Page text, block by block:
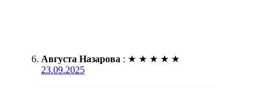
Августа Назарова : ★ ★ ★ ★ ★
23.09.2025